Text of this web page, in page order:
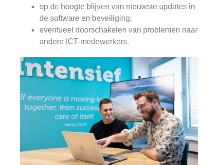
op de hoogte blijven van nieuwste updates in
de software en beveiliging;
eventueel doorschakelen van problemen naar
andere ICT-medewerkers.